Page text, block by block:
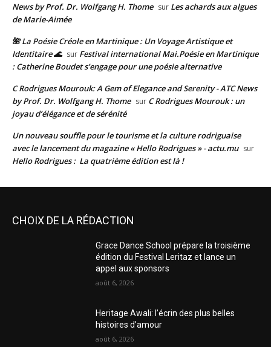
News by Prof. Dr. Wolfgang H. Thome sur Les achards aux algues
de Marie-Aimée
🌺 La Poésie Créole en Martinique : Un Voyage Artistique et
Identitaire 🌊 sur Festival international Mai.Poésie en Martinique
: Catherine Boudet s’engage pour une poésie alternative
C Rodrigues Mourouk: A Gem of Elegance and Serenity - ATC News
by Prof. Dr. Wolfgang H. Thome sur C Rodrigues Mourouk : un
joyau d’élégance et de sérénité
Un nouveau souffle pour le tourisme et la culture rodriguaise
avec le lancement du magazine « Hello Rodrigues » - actu.mu sur
Hello Rodrigues : La quatrième édition est là !
CHOIX DE LA RÉDACTION
Grace Dance School prépare la troisième
édition du Festival Leritaz et lance un
appel aux sponsors
août 6, 2026
Heritage Awali: l’écrin des plus belles
histoires d’amour
août 6, 2026